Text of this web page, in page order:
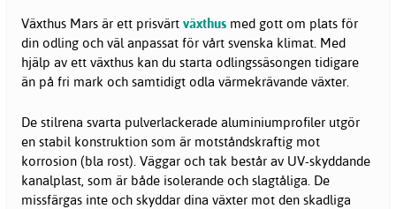
Växthus Mars är ett prisvärt växthus med gott om plats för
din odling och väl anpassat för vårt svenska klimat. Med
hjälp av ett växthus kan du starta odlingssäsongen tidigare
än på fri mark och samtidigt odla värmekrävande växter.
De stilrena svarta pulverlackerade aluminiumprofiler utgör
en stabil konstruktion som är motståndskraftig mot
korrosion (bla rost). Väggar och tak består av UV-skyddande
kanalplast, som är både isolerande och slagtåliga. De
missfärgas inte och skyddar dina växter mot den skadliga